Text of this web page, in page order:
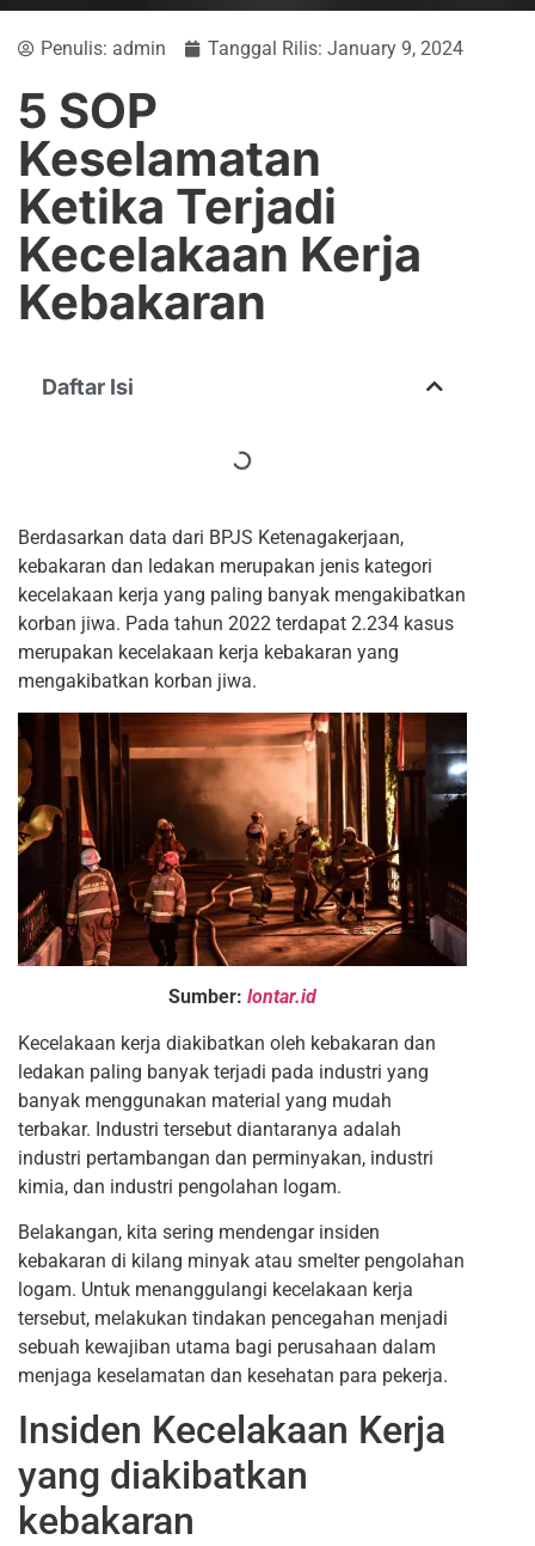
Penulis: admin Tanggal Rilis: January 9, 2024
5 SOP
Keselamatan
Ketika Terjadi
Kecelakaan Kerja
Kebakaran
Daftar Isi
Berdasarkan data dari BPJS Ketenagakerjaan,
kebakaran dan ledakan merupakan jenis kategori
kecelakaan kerja yang paling banyak mengakibatkan
korban jiwa. Pada tahun 2022 terdapat 2.234 kasus
merupakan kecelakaan kerja kebakaran yang
mengakibatkan korban jiwa.
Sumber: lontar.id
Kecelakaan kerja diakibatkan oleh kebakaran dan
ledakan paling banyak terjadi pada industri yang
banyak menggunakan material yang mudah
terbakar. Industri tersebut diantaranya adalah
industri pertambangan dan perminyakan, industri
kimia, dan industri pengolahan logam.
Belakangan, kita sering mendengar insiden
kebakaran di kilang minyak atau smelter pengolahan
logam. Untuk menanggulangi kecelakaan kerja
tersebut, melakukan tindakan pencegahan menjadi
sebuah kewajiban utama bagi perusahaan dalam
menjaga keselamatan dan kesehatan para pekerja.
Insiden Kecelakaan Kerja
yang diakibatkan
kebakaran